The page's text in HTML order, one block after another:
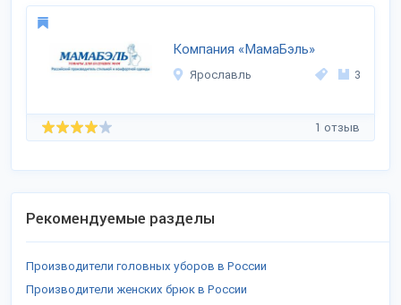
Компания «МамаБэль»
Ярославль 3
1 отзыв
Рекомендуемые разделы
Производители головных уборов в России
Производители женских брюк в России